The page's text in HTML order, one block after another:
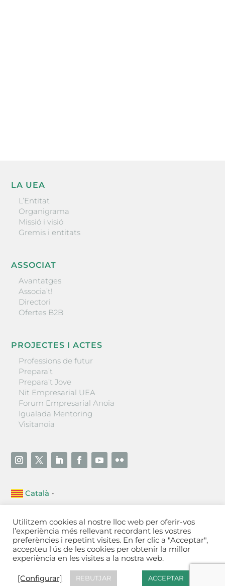
LA UEA
L’Entitat
Organigrama
Missió i visió
Gremis i entitats
ASSOCIAT
Avantatges
Associa’t!
Directori
Ofertes B2B
PROJECTES I ACTES
Professions de futur
Prepara’t
Prepara’t Jove
Nit Empresarial UEA
Forum Empresarial Anoia
Igualada Mentoring
Visitanoia
Català ▼
Unió Empresarial de l’Anoia (UEA)
Ctra. de Manresa, 131, 08700 – Igualada(Barcelona)
Tel 93 805 22 92
Contactar
Política
de cookies [Configurar]
Utilitzem cookies al nostre lloc web per oferir-vos
l’experiència més rellevant recordant les vostres
preferències i repetint visites. En fer clic a "Acceptar",
accepteu l'ús de les cookies per obtenir la millor
experiència en les visites a la nostra web.
[Configurar] REBUTJAR ACCEPTAR